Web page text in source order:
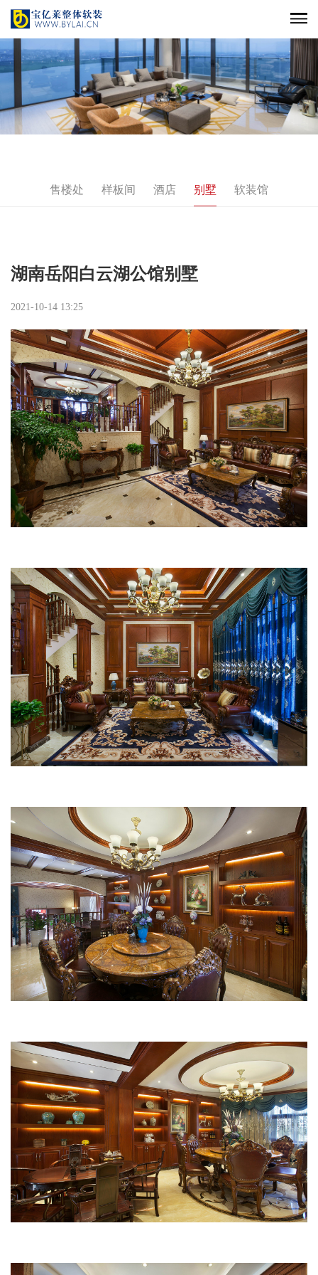
售楼处 样板间 酒店 别墅 软装馆
湖南岳阳白云湖公馆别墅
2021-10-14 13:25